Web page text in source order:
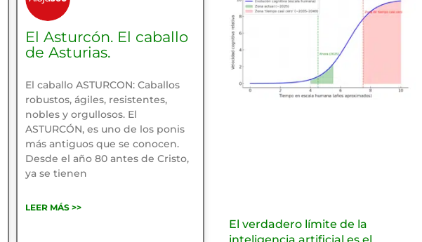
El Asturcón. El caballo
de Asturias.
El caballo ASTURCON: Caballos
robustos, ágiles, resistentes,
nobles y orgullosos. El
ASTURCÓN, es uno de los ponis
más antiguos que se conocen.
Desde el año 80 antes de Cristo,
ya se tienen
LEER MÁS >>
El verdadero límite de la